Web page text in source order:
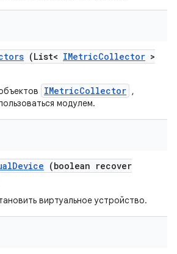
(List< IMetricCollector >
IMetricCollector ,
модулем.
Device (boolean recover
виртуальное устройство.